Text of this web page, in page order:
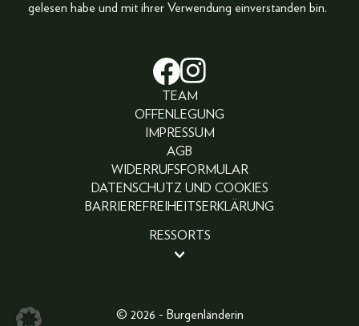
gelesen habe und mit ihrer Verwendung einverstanden bin.
TEAM
OFFENLEGUNG
IMPRESSUM
AGB
WIDERRUFSFORMULAR
DATENSCHUTZ UND COOKIES
BARRIEREFREIHEITSERKLÄRUNG
RESSORTS
FASHION
© 2026 - Burgenländerin